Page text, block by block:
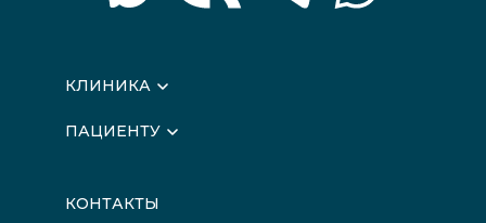
КЛИНИКА
Вышестоящие организации
Лицензии
ПАЦИЕНТУ
Подготовка к сдаче анализов
КОНТАКТЫ